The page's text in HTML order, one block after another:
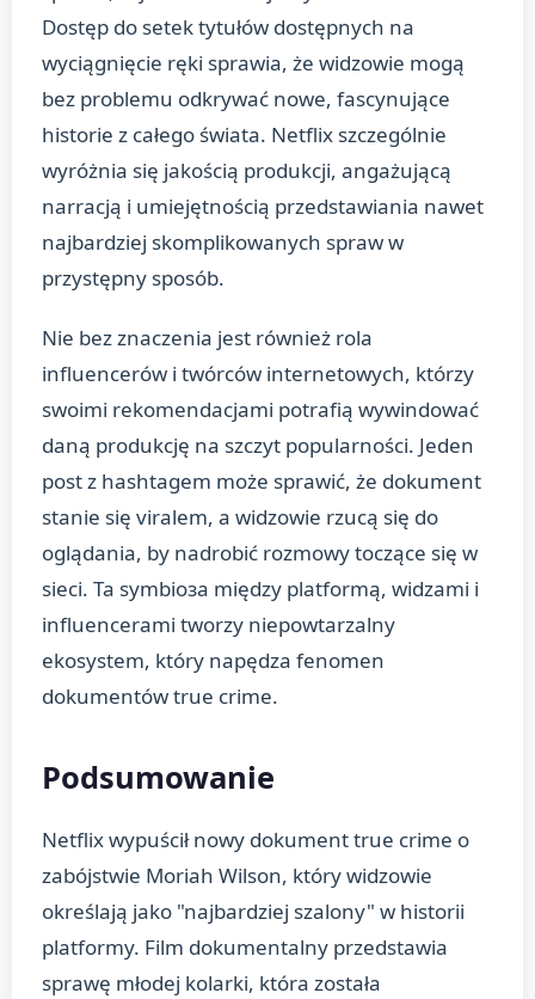
Dostęp do setek tytułów dostępnych na
wyciągnięcie ręki sprawia, że widzowie mogą
bez problemu odkrywać nowe, fascynujące
historie z całego świata. Netflix szczególnie
wyróżnia się jakością produkcji, angażującą
narracją i umiejętnością przedstawiania nawet
najbardziej skomplikowanych spraw w
przystępny sposób.
Nie bez znaczenia jest również rola
influencerów i twórców internetowych, którzy
swoimi rekomendacjami potrafią wywindować
daną produkcję na szczyt popularności. Jeden
post z hashtagem może sprawić, że dokument
stanie się viralem, a widzowie rzucą się do
oglądania, by nadrobić rozmowy toczące się w
sieci. Ta symbioза między platformą, widzami i
influencerami tworzy niepowtarzalny
ekosystem, który napędza fenomen
dokumentów true crime.
Podsumowanie
Netflix wypuścił nowy dokument true crime o
zabójstwie Moriah Wilson, który widzowie
określają jako "najbardziej szalony" w historii
platformy. Film dokumentalny przedstawia
sprawę młodej kolarki, która została